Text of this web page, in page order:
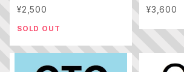
¥2,500
SOLD OUT
¥3,600